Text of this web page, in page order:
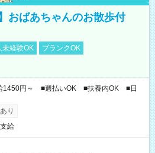
おばあちゃんのお散歩付
未経験OK
ブランクOK
1450円～ ■週払いOK ■扶養内OK ■日
り
給